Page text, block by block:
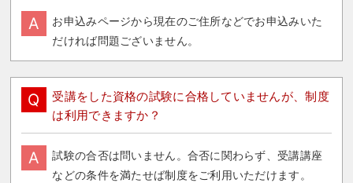
A
お申込みページから現在のご住所などでお申込みいた
だければ問題ございません。
Q
受講をした資格の試験に合格していませんが、制度
は利用できますか？
A
試験の合否は問いません。合否に関わらず、受講講座
などの条件を満たせば制度をご利用いただけます。